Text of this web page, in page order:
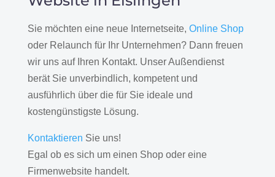
Sie möchten eine neue Internetseite, Online Shop
oder Relaunch für Ihr Unternehmen? Dann freuen
wir uns auf Ihren Kontakt. Unser Außendienst
berät Sie unverbindlich, kompetent und
ausführlich über die für Sie ideale und
kostengünstigste Lösung.
Kontaktieren Sie uns!
Egal ob es sich um einen Shop oder eine
Firmenwebsite handelt.